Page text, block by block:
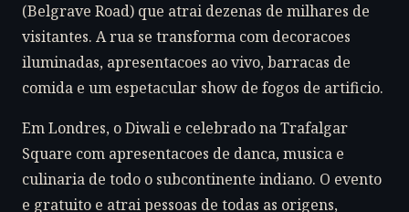
(Belgrave Road) que atrai dezenas de milhares de
visitantes. A rua se transforma com decoracoes
iluminadas, apresentacoes ao vivo, barracas de
comida e um espetacular show de fogos de artificio.
Em Londres, o Diwali e celebrado na Trafalgar
Square com apresentacoes de danca, musica e
culinaria de todo o subcontinente indiano. O evento
e gratuito e atrai pessoas de todas as origens,